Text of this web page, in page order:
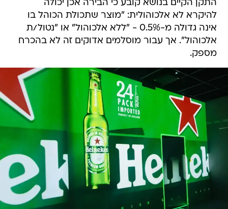
התקן הקיים בנושא קובע כי הבירה אכן יכולה
להיקרא לא אלכוהולית: "מוצר שתכולת הכוהל בו
אינה גדולה מ-0.5% - "ללא אלכוהול" או "נטול/ת
אלכוהול". אך עבור מוסלמים אדוקים זה לא בהכרח
מספק.